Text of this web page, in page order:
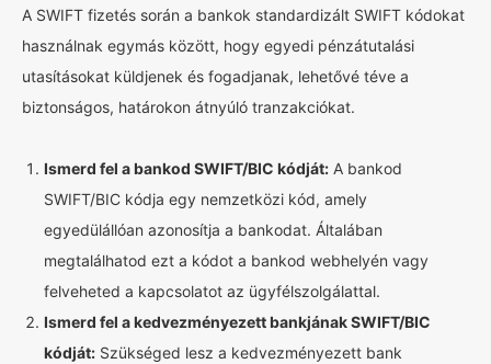
A SWIFT fizetés során a bankok standardizált SWIFT kódokat
használnak egymás között, hogy egyedi pénzátutalási
utasításokat küldjenek és fogadjanak, lehetővé téve a
biztonságos, határokon átnyúló tranzakciókat.
Ismerd fel a bankod SWIFT/BIC kódját: A bankod
SWIFT/BIC kódja egy nemzetközi kód, amely
egyedülállóan azonosítja a bankodat. Általában
megtalálhatod ezt a kódot a bankod webhelyén vagy
felveheted a kapcsolatot az ügyfélszolgálattal.
Ismerd fel a kedvezményezett bankjának SWIFT/BIC
kódját: Szükséged lesz a kedvezményezett bank